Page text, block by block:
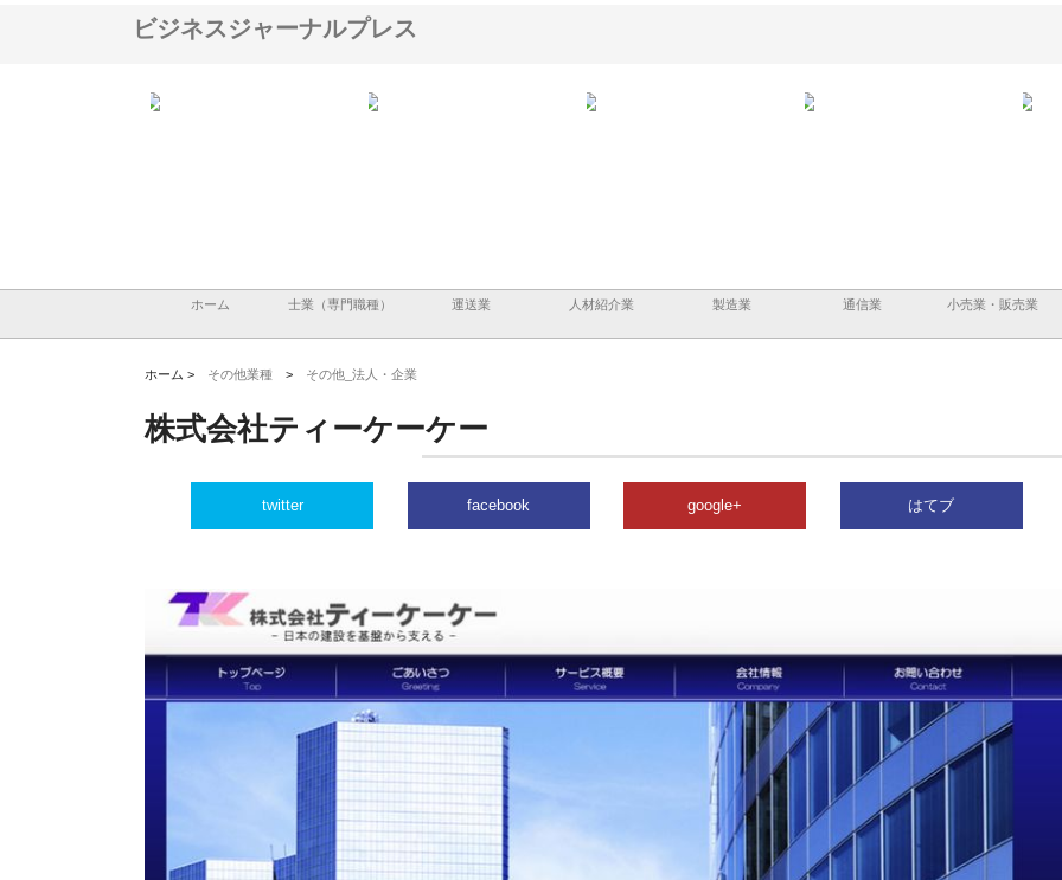
ビジネスジャーナルプレス
ホーム 士業（専門職種） 運送業 人材紹介業 製造業 通信業 小売業・販売業
ホーム > その他業種 > その他_法人・企業
株式会社ティーケーケー
twitter facebook google+ はてブ